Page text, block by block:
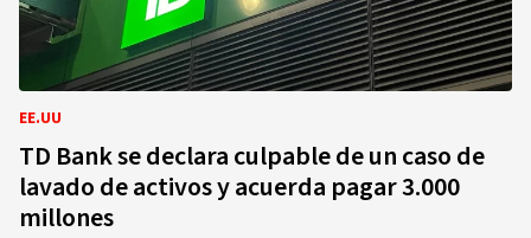
EE.UU
TD Bank se declara culpable de un caso de
lavado de activos y acuerda pagar 3.000
millones